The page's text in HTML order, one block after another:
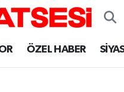
ÖZEL HABER